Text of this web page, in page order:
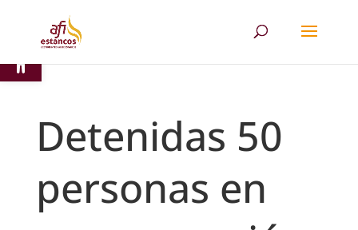
Detenidas 50
personas en
Abrir barra de herramientas